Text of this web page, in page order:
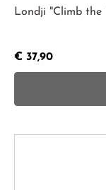
Londji "Climb the
€ 37,90